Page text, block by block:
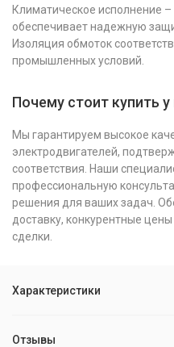
Климатическое исполнение
обеспечивает надежную
Изоляция обмоток
промышленных условий.
Почему стоит купить у
Мы гарантируем высокое
электродвигателей,
соответствия. Наши
профессиональную
решения для ваших задач.
доставку, конкурентные
сделки.
Характеристики
Отзывы